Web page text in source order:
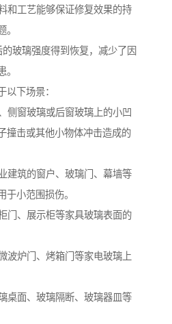
和工艺能够保证修复效果的持
。
玻璃强度得到恢复，减少了因
。
以下场景：
侧窗玻璃或后窗玻璃上的小凹
撞击或其他小物体冲击造成的
建筑的窗户、玻璃门、幕墙等
于小范围损伤。
门、展示柜等家具玻璃表面的
波炉门、烤箱门等家电玻璃上
桌面、玻璃隔断、玻璃器皿等